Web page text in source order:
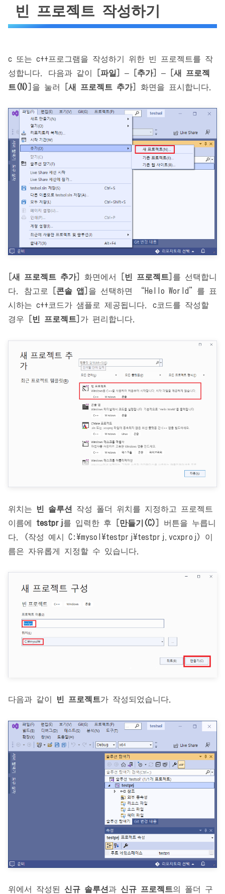
빈 프로젝트 작성하기
c 또는 c++프로그램을 작성하기 위한 빈 프로젝트를 작
성합니다. 다음과 같이 [파일] – [추가] – [새 프로젝
트(N)]을 눌러 [새 프로젝트 추가] 화면을 표시합니다.
새 프로젝트 추가] 화면에서 [ 빈 프로젝트
]를 선택합니
다. 참고로 [ 콘솔 앱
]을 선택하면 “Hello World”를 표
시하는 c++코드가 샘플로 제공됩니다. c코드를 작성할
경우 [
빈 프로젝트 ]가 편리합니다.
위치는 빈 솔루션
작성 폴더 위치를 지정하고 프로젝트
이름에 testprj를 입력한 후 [ 만들기(C)
] 버튼을 누릅니
다. (작성 예시 C:\mysol\testprj\testprj.vcxproj) 이
름은 자유롭게 지정할 수 있습니다.
다음과 같이 빈 프로젝트가 작성되었습니다.
위에서 작성된 신규 솔루션 과 신규 프로젝트의 폴더 구